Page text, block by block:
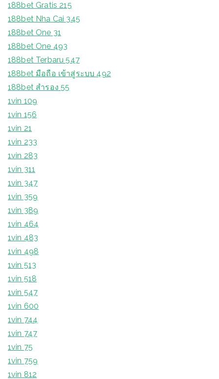
188bet Gratis 215
188bet Nha Cai 345
188bet One 31
188bet One 493
188bet Terbaru 547
188bet มือถือ เข้าสู่ระบบ 492
188bet สํารอง 55
1vin 109
1vin 156
1vin 21
1vin 233
1vin 283
1vin 311
1vin 347
1vin 359
1vin 389
1vin 464
1vin 483
1vin 498
1vin 513
1vin 518
1vin 547
1vin 600
1vin 744
1vin 747
1vin 75
1vin 759
1vin 812